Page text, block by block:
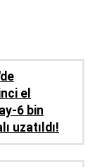
el
6 bin
uzatıldı!